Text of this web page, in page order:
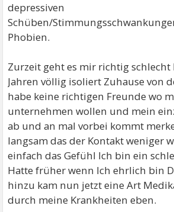
depressiven
Schüben/
Phobien.
Zurzeit geht es mir richtig schlecht
Jahren völlig isoliert Zuhause von
habe keine richtigen Freunde wo
unternehmen wollen und mein
ab und an mal vorbei kommt
langsam das der Kontakt weniger
einfach das Gefühl Ich bin ein
Hatte früher wenn Ich ehrlich bin
hinzu kam nun jetzt eine Art
durch meine Krankheiten eben.